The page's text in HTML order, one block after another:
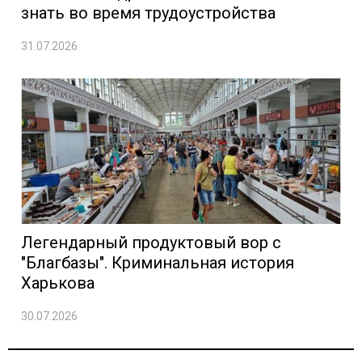
знать во время трудоустройства
31.07.2026
Легендарный продуктовый вор с
"Благбазы". Криминальная история
Харькова
30.07.2026